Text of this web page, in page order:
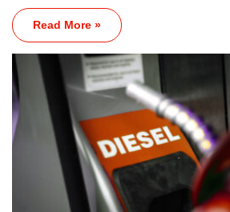
Read More »